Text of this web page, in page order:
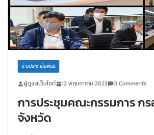
ข่าวประชาสัมพันธ์
ผู้ดูแลเว็บไซต์ 12 พฤษภาคม 2023 0 Comments
การประชุมคณะกรรมการ ก
จังหวัด